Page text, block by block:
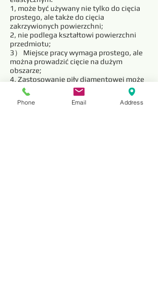
1, może być używany nie tylko do cięcia
prostego, ale także do cięcia
zakrzywionych powierzchni;
2, nie podlega kształtowi powierzchni
przedmiotu;
3） Miejsce pracy wymaga prostego, ale
można prowadzić cięcie na dużym
obszarze;
4, Zastosowanie piły diamentowej może
poprawić wykorzystanie zasobów i
zmniejszyć zanieczyszczenie środowiska.
W związku z powyższymi zaletami,
Phone Email Address